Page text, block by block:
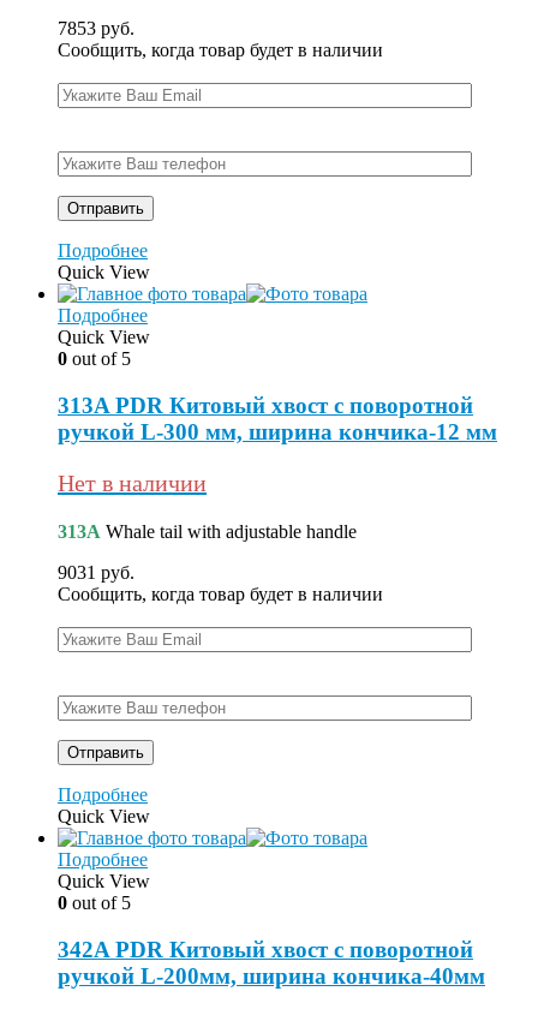
7853 руб.
Сообщить, когда товар будет в наличии
Подробнее
Quick View
Подробнее
Quick View
0 out of 5
313A PDR Китовый хвост с поворотной
ручкой L-300 мм, ширина кончика-12 мм
Нет в наличии
313A Whale tail with adjustable handle
9031 руб.
Сообщить, когда товар будет в наличии
Подробнее
Quick View
Подробнее
Quick View
0 out of 5
342A PDR Китовый хвост с поворотной
ручкой L-200мм, ширина кончика-40мм